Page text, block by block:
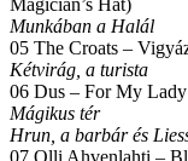
Munkában a Halál
05 The Croats –
Kétvirág, a turista
06 Dus – For My Lady
Mágikus tér
Hrun, a barbár és
07 Olli Ahvenlahti –